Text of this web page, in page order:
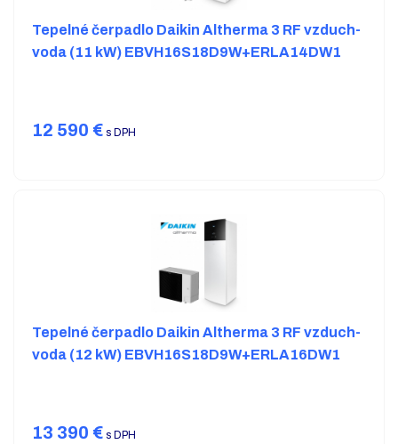
Tepelné čerpadlo Daikin Altherma 3 RF vzduch-
voda (11 kW) EBVH16S18D9W+ERLA14DW1
12 590 € s DPH
Tepelné čerpadlo Daikin Altherma 3 RF vzduch-
voda (12 kW) EBVH16S18D9W+ERLA16DW1
13 390 € s DPH